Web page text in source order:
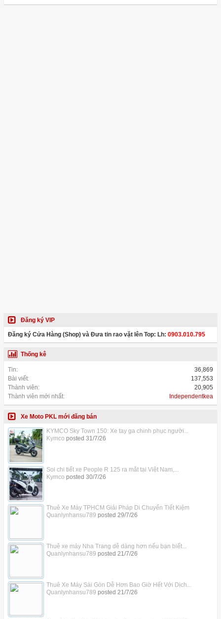
Đăng ký VIP
Đăng ký Cửa Hàng (Shop) và Đưa tin rao vặt lên Top: Lh: 0903.010.795
Thống kê
Tin:
36,869
Bài viết:
137,553
Thành viên:
20,905
Thành viên mới nhất:
Independentkea
Xe Moto PKL mới đăng bán
KYMCO Sky Town 150: Xe tay ga chinh phục người...
Kymco posted 31/7/26
Soi chi tiết xe People R 125 ra mắt tại Việt Nam,...
Kymco posted 30/7/26
Thuê Xe Máy TPHCM Giải Pháp Di Chuyển Tiết Kiệm
Quanlynhansu789 posted 29/7/26
Thuê xe máy Nha Trang dễ dàng hơn nếu bạn biết...
Quanlynhansu789 posted 21/7/26
Thuê Xe Máy Sài Gòn Dễ Hơn Bao Giờ Hết Với Dịch...
Quanlynhansu789 posted 21/7/26